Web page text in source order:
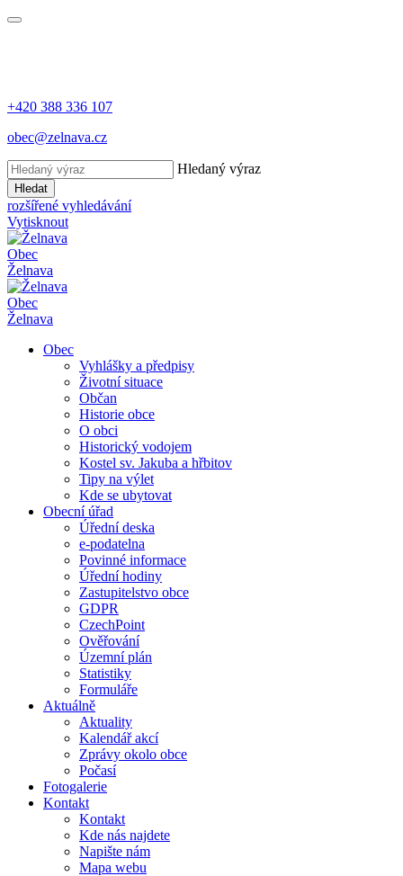
+420 388 336 107
obec@zelnava.cz
Hledaný výraz
Hledat
rozšířené vyhledávání
Vytisknout
Obec
Želnava
Obec
Želnava
Obec
Vyhlášky a předpisy
Životní situace
Občan
Historie obce
O obci
Historický vodojem
Kostel sv. Jakuba a hřbitov
Tipy na výlet
Kde se ubytovat
Obecní úřad
Úřední deska
e-podatelna
Povinné informace
Úřední hodiny
Zastupitelstvo obce
GDPR
CzechPoint
Ověřování
Územní plán
Statistiky
Formuláře
Aktuálně
Aktuality
Kalendář akcí
Zprávy okolo obce
Počasí
Fotogalerie
Kontakt
Kontakt
Kde nás najdete
Napište nám
Mapa webu